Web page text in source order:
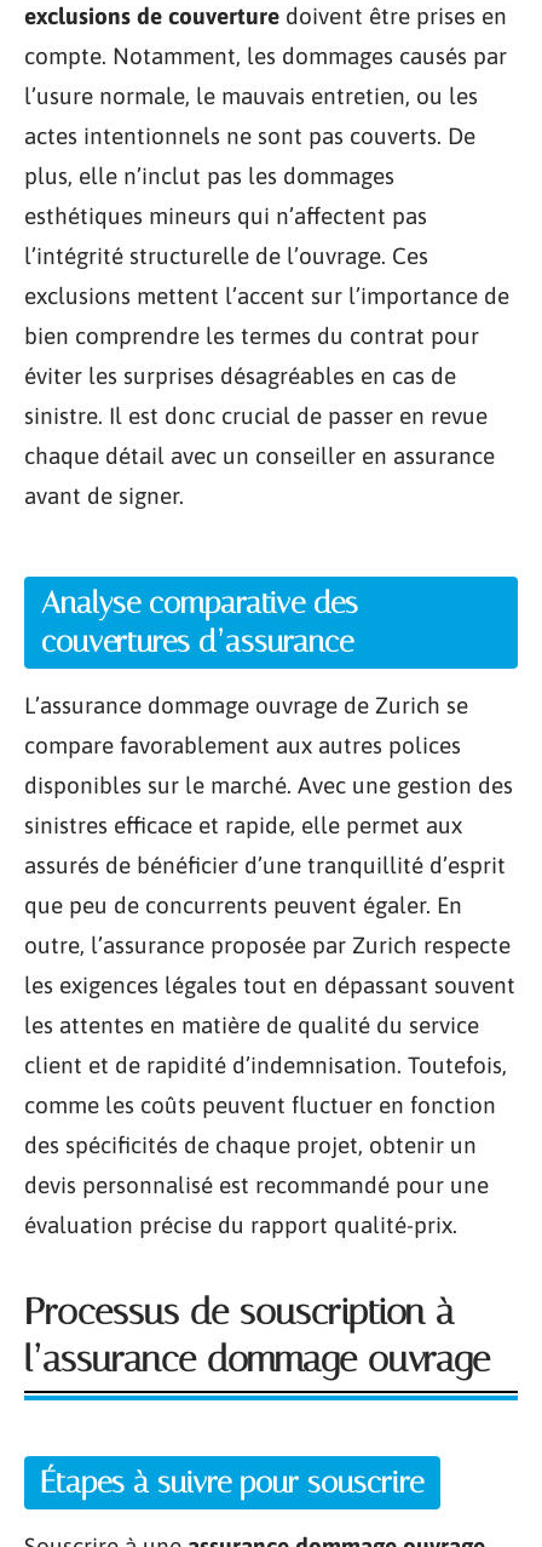
exclusions de couverture doivent être prises en
compte. Notamment, les dommages causés par
l’usure normale, le mauvais entretien, ou les
actes intentionnels ne sont pas couverts. De
plus, elle n’inclut pas les dommages
esthétiques mineurs qui n’affectent pas
l’intégrité structurelle de l’ouvrage. Ces
exclusions mettent l’accent sur l’importance de
bien comprendre les termes du contrat pour
éviter les surprises désagréables en cas de
sinistre. Il est donc crucial de passer en revue
chaque détail avec un conseiller en assurance
avant de signer.
Analyse comparative des
couvertures d’assurance
L’assurance dommage ouvrage de Zurich se
compare favorablement aux autres polices
disponibles sur le marché. Avec une gestion des
sinistres efficace et rapide, elle permet aux
assurés de bénéficier d’une tranquillité d’esprit
que peu de concurrents peuvent égaler. En
outre, l’assurance proposée par Zurich respecte
les exigences légales tout en dépassant souvent
les attentes en matière de qualité du service
client et de rapidité d’indemnisation. Toutefois,
comme les coûts peuvent fluctuer en fonction
des spécificités de chaque projet, obtenir un
devis personnalisé est recommandé pour une
évaluation précise du rapport qualité-prix.
Processus de souscription à
l’assurance dommage ouvrage
Étapes à suivre pour souscrire